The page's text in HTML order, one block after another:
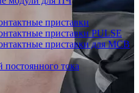
приставки
приставки PULSE
приставки для MCB
постоянного тока